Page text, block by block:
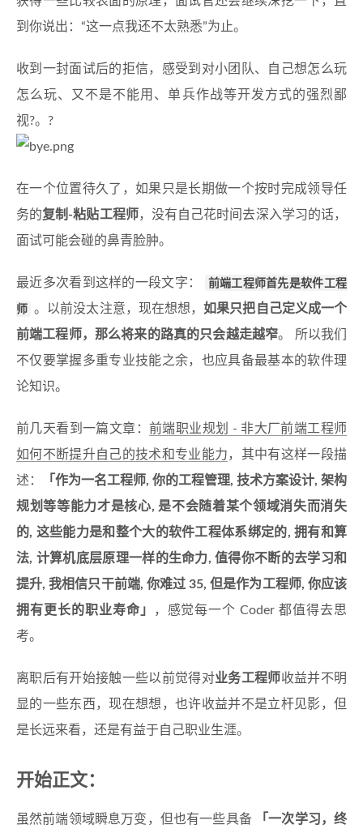
到你说出：“这一点我还不太熟悉”为止。
收到一封面试后的拒信，感受到对小团队、自己想怎么玩
怎么玩、又不是不能用、单兵作战等开发方式的强烈鄙
视?。?
在一个位置待久了，如果只是长期做一个按时完成领导任
务的复制-粘贴工程师，没有自己花时间去深入学习的话，
面试可能会碰的鼻青脸肿。
最近多次看到这样的一段文字：
前端工程师首先是软件工程
师 。以前没太注意，现在想想，如果只把自己定义成一个
前端工程师，那么将来的路真的只会越走越窄。 所以我们
不仅要掌握多重专业技能之余，也应具备最基本的软件理
论知识。
前几天看到一篇文章： 前端职业规划 - 非大厂前端工程师
如何不断提升自己的技术和专业能力，其中有这样一段描
述：
「作为一名工程师, 你的工程管理, 技术方案设计, 架构
规划等等能力才是核心, 是不会随着某个领域消失而消失
的, 这些能力是和整个大的软件工程体系绑定的, 拥有和算
法, 计算机底层原理一样的生命力, 值得你不断的去学习和
提升, 我相信只干前端, 你难过 35, 但是作为工程师, 你应该
拥有更长的职业寿命」
，感觉每一个 Coder 都值得去思
考。
离职后有开始接触一些以前觉得对业务工程师收益并不明
显的一些东西，现在想想，也许收益并不是立杆见影，但
是长远来看，还是有益于自己职业生涯。
开始正文：
虽然前端领域瞬息万变，但也有一些具备
「一次学习，终